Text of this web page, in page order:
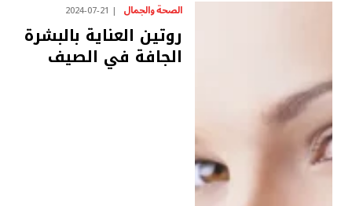
الصحة والجمال 2024-07-21
روتين العناية بالبشرة
الجافة في الصيف